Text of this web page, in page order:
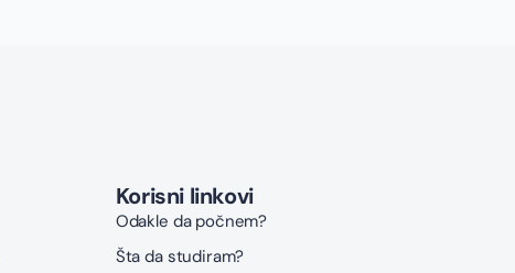
Korisni linkovi
Odakle da počnem?
Šta da studiram?